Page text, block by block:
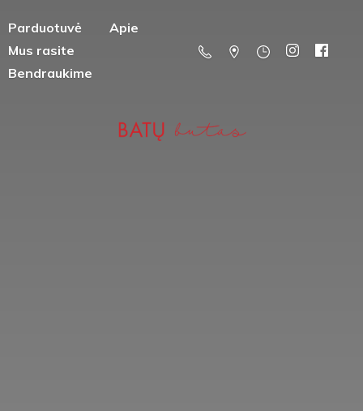
Parduotuvė
Apie
Mus rasite
Bendraukime